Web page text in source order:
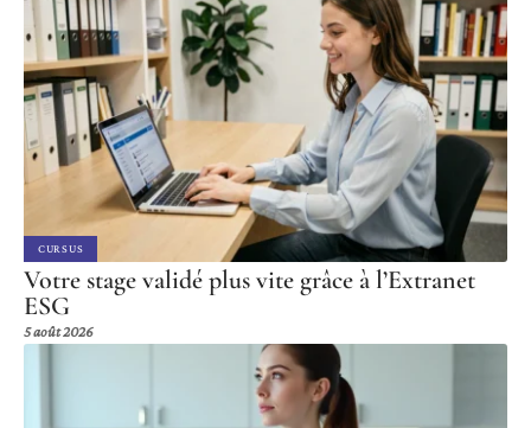
CURSUS
Votre stage validé plus vite grâce à l’Extranet
ESG
5 août 2026